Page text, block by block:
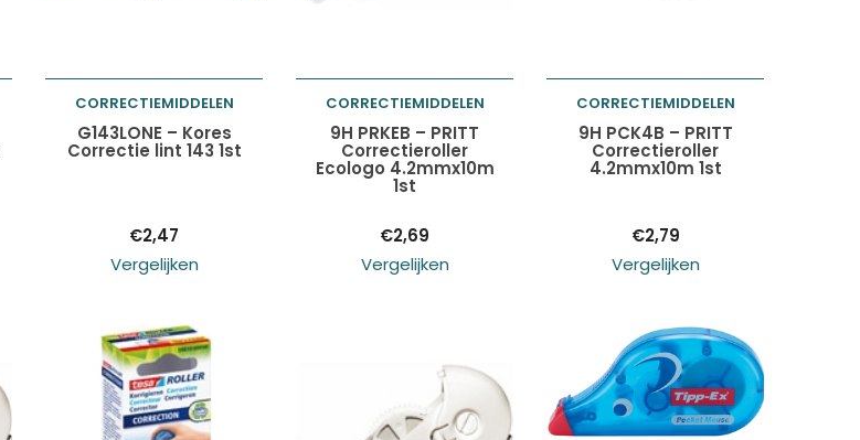
Toevoegen aan
CORRECTIEMIDDELEN
G143LONE – Kores
Correctie lint 143 1st
€2,47
Vergelijken
Toevoegen aan
winkelwagen
CORRECTIEMIDDELEN
9H PRKEB – PRITT
Correctieroller
Ecologo 4.2mmx10m
1st
€2,69
Vergelijken
Toevoegen aan
winkelwagen
CORRECTIEMIDDELEN
9H PCK4B – PRITT
Correctieroller
4.2mmx10m 1st
€2,79
Vergelijken